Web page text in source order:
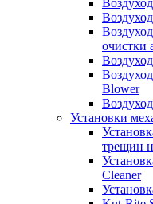
очистки
Blower
Установки
трещин
Cleaner